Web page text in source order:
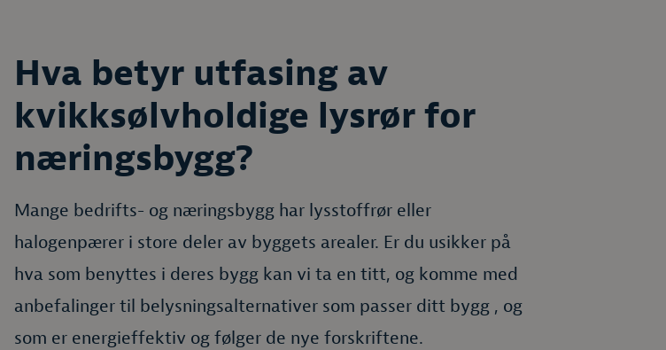
Hva betyr utfasing av
kvikksølvholdige lysrør for
næringsbygg?
Mange bedrifts- og næringsbygg har lysstoffrør eller
halogenpærer i store deler av byggets arealer. Er du usikker på
hva som benyttes i deres bygg kan vi ta en titt, og komme med
anbefalinger til belysningsalternativer som passer ditt bygg , og
som er energieffektiv og følger de nye forskriftene.